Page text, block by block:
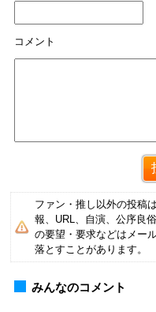
コメント
ファン・推し以外の投稿
報、URL、自演、公序良
の要望・要求などはメー
落とすことがあります。
みんなのコメント